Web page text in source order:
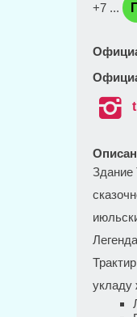
+7 ...

Здание
укладу